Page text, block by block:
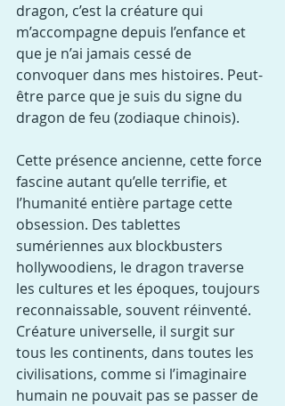
dragon, c’est la créature qui
m’accompagne depuis l’enfance et
que je n’ai jamais cessé de
convoquer dans mes histoires. Peut-
être parce que je suis du signe du
dragon de feu (zodiaque chinois).
Cette présence ancienne, cette force
fascine autant qu’elle terrifie, et
l’humanité entière partage cette
obsession. Des tablettes
sumériennes aux blockbusters
hollywoodiens, le dragon traverse
les cultures et les époques, toujours
reconnaissable, souvent réinventé.
Créature universelle, il surgit sur
tous les continents, dans toutes les
civilisations, comme si l’imaginaire
humain ne pouvait pas se passer de